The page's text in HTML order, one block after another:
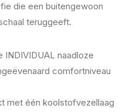
die een buitengewoon
teruggeeft.
INDIVIDUAL naadloze
comfortniveau
één koolstofvezellaag